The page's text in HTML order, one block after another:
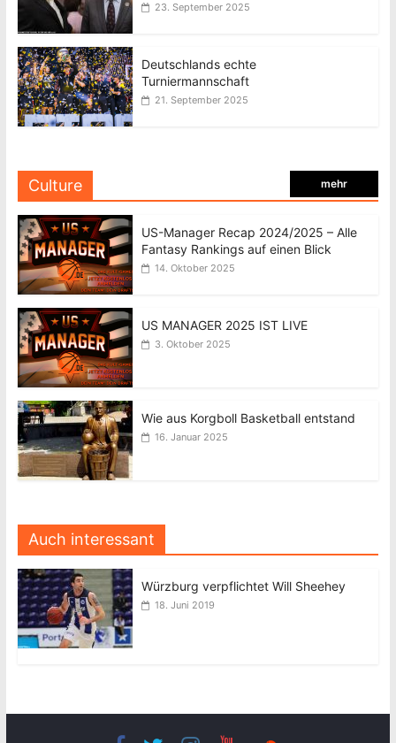
23. September 2025
Deutschlands echte
Turniermannschaft
21. September 2025
Culture mehr
US-Manager Recap 2024/2025 – Alle
Fantasy Rankings auf einen Blick
14. Oktober 2025
US MANAGER 2025 IST LIVE
3. Oktober 2025
Wie aus Korgboll Basketball entstand
16. Januar 2025
Auch interessant
Würzburg verpflichtet Will Sheehey
18. Juni 2019